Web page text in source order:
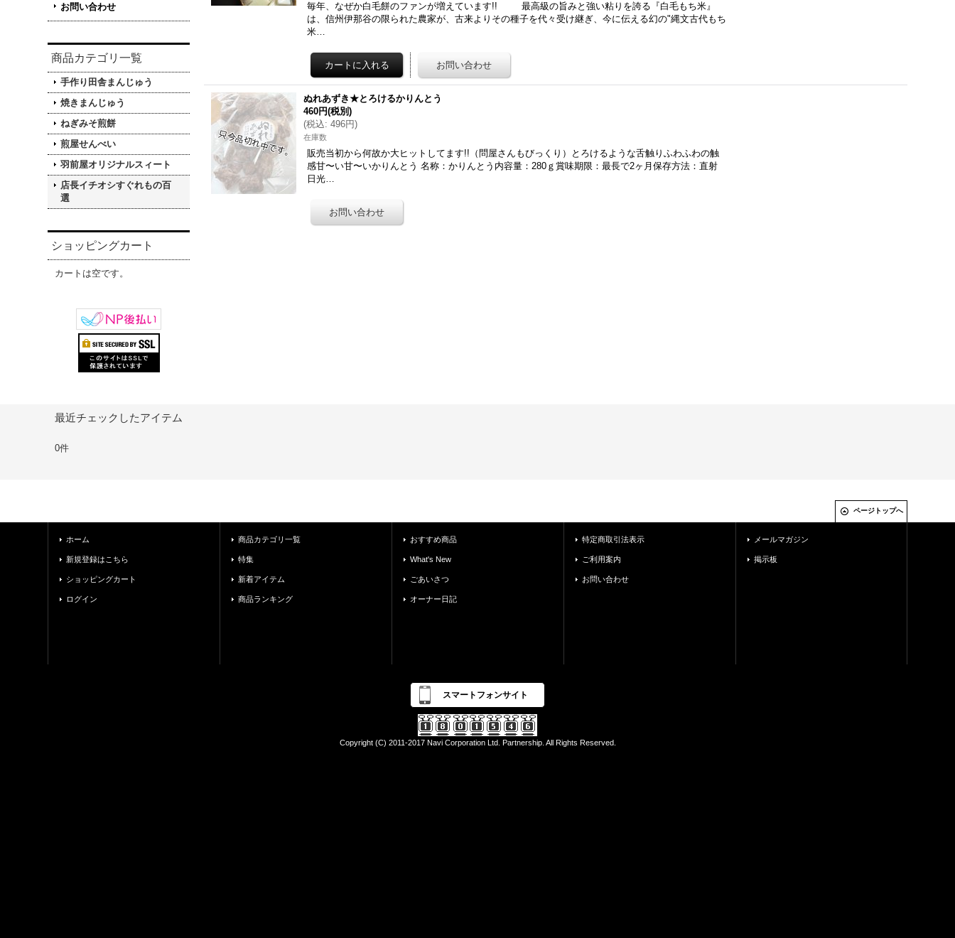
お問い合わせ
商品カテゴリ一覧
手作り田舎まんじゅう
焼きまんじゅう
ねぎみそ煎餅
煎屋せんべい
羽前屋オリジナルスィート
店長イチオシすぐれもの百
選
ショッピングカート
カートは空です。
毎年、なぜか白毛餅のファンが増えています!! 最高級の旨みと強い粘りを誇る『白毛もち米』
は、信州伊那谷の限られた農家が、古来よりその種子を代々受け継ぎ、今に伝える幻の"縄文古代もち
米…
ぬれあずき★とろけるかりんとう
460円(税別)
(税込: 496円)
在庫数
販売当初から何故か大ヒットしてます!!（問屋さんもびっくり）とろけるような舌触りふわふわの触
感甘〜い甘〜いかりんとう 名称：かりんとう内容量：280ｇ賞味期限：最長で2ヶ月保存方法：直射
日光…
最近チェックしたアイテム
0件
ページトップへ
ホーム
新規登録はこちら
ショッピングカート
ログイン
商品カテゴリ一覧
特集
新着アイテム
商品ランキング
おすすめ商品
What's New
ごあいさつ
オーナー日記
特定商取引法表示
ご利用案内
お問い合わせ
メールマガジン
掲示板
スマートフォンサイト
Copyright (C) 2011-2017 Navi Corporation Ltd. Partnership. All Rights Reserved.